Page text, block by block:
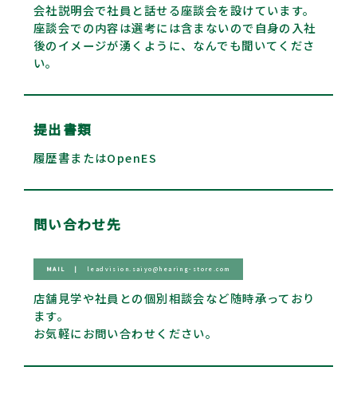
会社説明会で社員と話せる座談会を設けています。
座談会での内容は選考には含まないので自身の入社
後のイメージが湧くように、なんでも聞いてくださ
い。
提出書類
履歴書またはOpenES
問い合わせ先
MAIL | leadvision.saiyo@hearing-store.com
店舗見学や社員との個別相談会など随時承っており
ます。
お気軽にお問い合わせください。